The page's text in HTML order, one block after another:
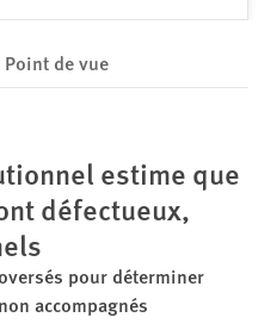
Point de vue
estime que
défectueux,
pour déterminer
accompagnés